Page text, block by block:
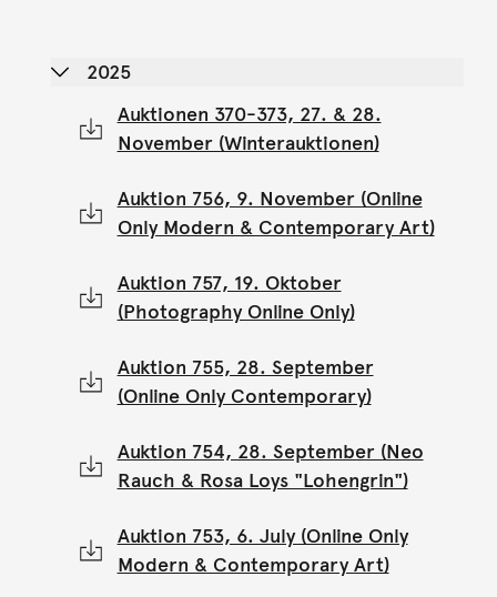
2025
Auktionen 370-373, 27. & 28.
November (Winterauktionen)
Auktion 756, 9. November (Online
Only Modern & Contemporary Art)
Auktion 757, 19. Oktober
(Photography Online Only)
Auktion 755, 28. September
(Online Only Contemporary)
Auktion 754, 28. September (Neo
Rauch & Rosa Loys "Lohengrin")
Auktion 753, 6. July (Online Only
Modern & Contemporary Art)